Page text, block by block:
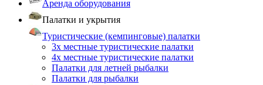
Аренда оборудования
Палатки и укрытия
Туристические (кемпинговые) палатки
3х местные туристические палатки
4х местные туристические палатки
Палатки для летней рыбалки
Палатки для рыбалки